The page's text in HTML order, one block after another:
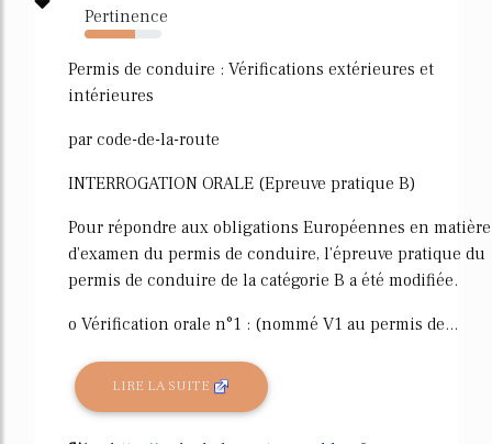
Pertinence
66%
Permis de conduire : Vérifications extérieures et
intérieures
par code-de-la-route
INTERROGATION ORALE (Epreuve pratique B)
Pour répondre aux obligations Européennes en matière
d'examen du permis de conduire, l'épreuve pratique du
permis de conduire de la catégorie B a été modifiée.
o Vérification orale n°1 : (nommé V1 au permis de...
LIRE LA SUITE